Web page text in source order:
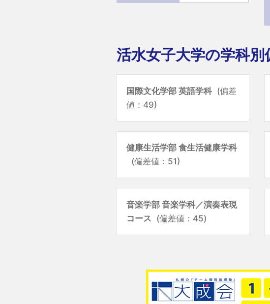
活水女子大学の学科別
国際文化学部 英語学科 (偏差
値：49)
健康生活学部 食生活健康学科
(偏差値：51)
音楽学部 音楽学科／演奏表現
コース
(偏差値：45)